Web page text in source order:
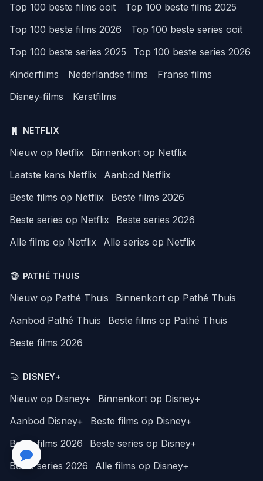
Top 100 beste films ooit
Top 100 beste films 2025
Top 100 beste films 2026
Top 100 beste series ooit
Top 100 beste series 2025
Top 100 beste series 2026
Kinderfilms
Nederlandse films
Franse films
Disney-films
Kerstfilms
NETFLIX
Nieuw op Netflix
Binnenkort op Netflix
Laatste kans Netflix
Aanbod Netflix
Beste films op Netflix
Beste films 2026
Beste series op Netflix
Beste series 2026
Alle films op Netflix
Alle series op Netflix
PATHÉ THUIS
Nieuw op Pathé Thuis
Binnenkort op Pathé Thuis
Aanbod Pathé Thuis
Beste films op Pathé Thuis
Beste films 2026
DISNEY+
Nieuw op Disney+
Binnenkort op Disney+
Aanbod Disney+
Beste films op Disney+
Beste films 2026
Beste series op Disney+
Beste series 2026
Alle films op Disney+